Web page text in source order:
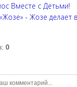
Вместе с Детьми!
- Жозе
: 0